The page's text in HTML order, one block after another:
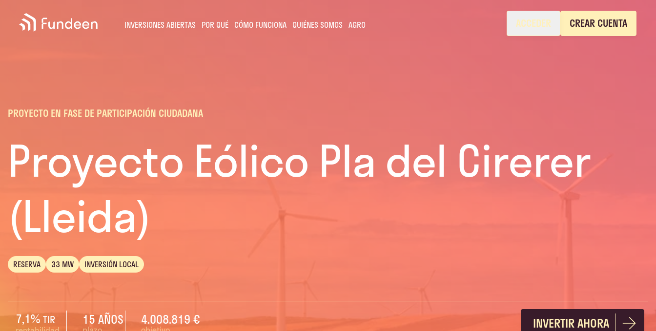
Fundeen
INVERSIONES ABIERTAS
POR QUÉ CÓMO FUNCIONA QUIÉNES SOMOS AGRO ACCEDER CREAR CUENTA
PROYECTO EN FASE DE PARTICIPACIÓN CIUDADANA
Proyecto Eólico Pla del Cirerer
(Lleida)
RESERVA 33 MW INVERSIÓN LOCAL
7,1% TIR 15 AÑOS 4.008.819 € INVERTIR AHORA